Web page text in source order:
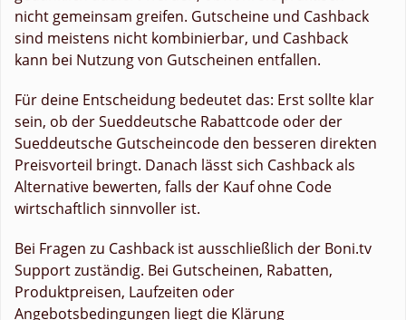
nicht gemeinsam greifen. Gutscheine und Cashback
sind meistens nicht kombinierbar, und Cashback
kann bei Nutzung von Gutscheinen entfallen.
Für deine Entscheidung bedeutet das: Erst sollte klar
sein, ob der Sueddeutsche Rabattcode oder der
Sueddeutsche Gutscheincode den besseren direkten
Preisvorteil bringt. Danach lässt sich Cashback als
Alternative bewerten, falls der Kauf ohne Code
wirtschaftlich sinnvoller ist.
Bei Fragen zu Cashback ist ausschließlich der Boni.tv
Support zuständig. Bei Gutscheinen, Rabatten,
Produktpreisen, Laufzeiten oder
Angebotsbedingungen liegt die Klärung